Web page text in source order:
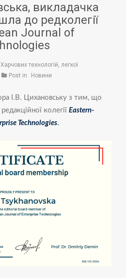
викладачка
до редколегії
Journal of
технологій, легкої
Post in Новини
І.В. Цихановську з тим, що
колегії Eastern-
Technologies.